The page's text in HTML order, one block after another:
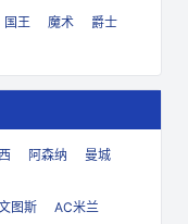
国王 魔术
爵士
阿森纳
曼城
图斯
AC米兰